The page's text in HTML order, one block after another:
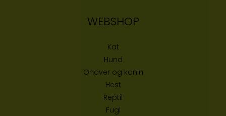
WEBSHOP
Kat
Hund
Gnaver og kanin
Hest
Reptil
Fugl